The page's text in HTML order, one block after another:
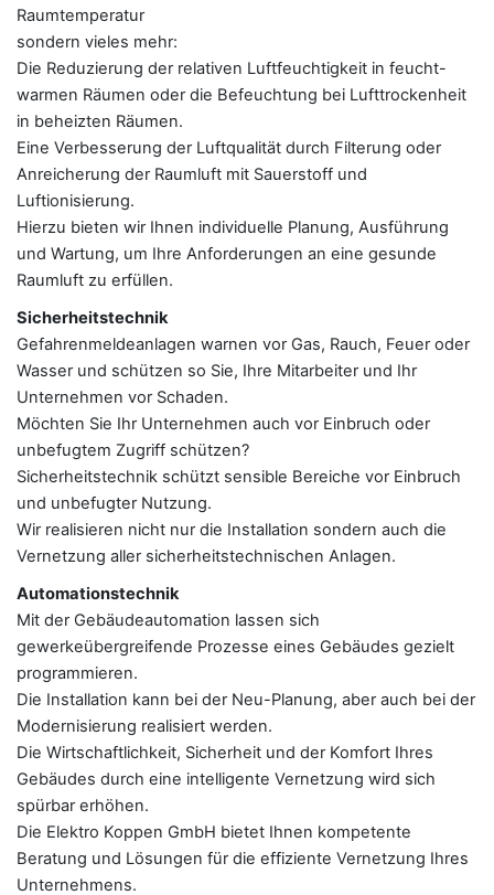
Raumtemperatur
sondern vieles mehr:
Die Reduzierung der relativen Luftfeuchtigkeit in feucht-
warmen Räumen oder die Befeuchtung bei Lufttrockenheit
in beheizten Räumen.
Eine Verbesserung der Luftqualität durch Filterung oder
Anreicherung der Raumluft mit Sauerstoff und
Luftionisierung.
Hierzu bieten wir Ihnen individuelle Planung, Ausführung
und Wartung, um Ihre Anforderungen an eine gesunde
Raumluft zu erfüllen.
Sicherheitstechnik
Gefahrenmeldeanlagen warnen vor Gas, Rauch, Feuer oder
Wasser und schützen so Sie, Ihre Mitarbeiter und Ihr
Unternehmen vor Schaden.
Möchten Sie Ihr Unternehmen auch vor Einbruch oder
unbefugtem Zugriff schützen?
Sicherheitstechnik schützt sensible Bereiche vor Einbruch
und unbefugter Nutzung.
Wir realisieren nicht nur die Installation sondern auch die
Vernetzung aller sicherheitstechnischen Anlagen.
Automationstechnik
Mit der Gebäudeautomation lassen sich
gewerkeübergreifende Prozesse eines Gebäudes gezielt
programmieren.
Die Installation kann bei der Neu-Planung, aber auch bei der
Modernisierung realisiert werden.
Die Wirtschaftlichkeit, Sicherheit und der Komfort Ihres
Gebäudes durch eine intelligente Vernetzung wird sich
spürbar erhöhen.
Die Elektro Koppen GmbH bietet Ihnen kompetente
Beratung und Lösungen für die effiziente Vernetzung Ihres
Unternehmens.